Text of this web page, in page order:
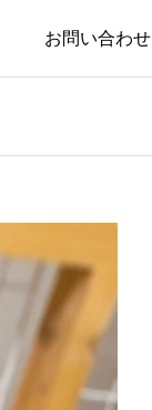
お問い合わせ